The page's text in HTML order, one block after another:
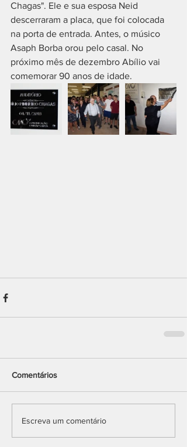
Chagas". Ele e sua esposa Neid
descerraram a placa, que foi colocada
na porta de entrada. Antes, o músico
Asaph Borba orou pelo casal. No
próximo mês de dezembro Abílio vai
comemorar 90 anos de idade.
Comentários
Escreva um comentário